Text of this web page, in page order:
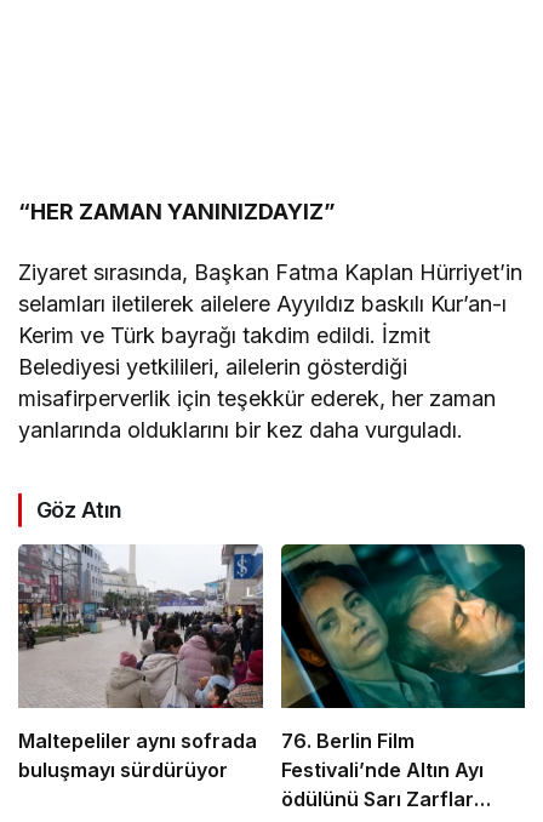
“HER ZAMAN YANINIZDAYIZ”
Ziyaret sırasında, Başkan Fatma Kaplan Hürriyet’in
selamları iletilerek ailelere Ayyıldız baskılı Kur’an-ı
Kerim ve Türk bayrağı takdim edildi. İzmit
Belediyesi yetkilileri, ailelerin gösterdiği
misafirperverlik için teşekkür ederek, her zaman
yanlarında olduklarını bir kez daha vurguladı.
Göz Atın
Maltepeliler aynı sofrada
buluşmayı sürdürüyor
76. Berlin Film
Festivali’nde Altın Ayı
ödülünü Sarı Zarflar